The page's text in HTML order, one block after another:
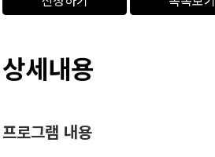
상세내용
프로그램 내용